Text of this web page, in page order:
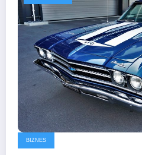
BIZNES